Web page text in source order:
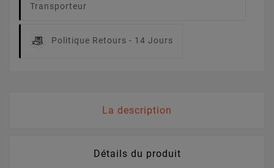
Transporteur
Politique Retours - 14 Jours
La description
Détails du produit